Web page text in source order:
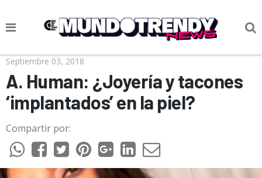
NOTICIAS
CULTURA POP
CIENCIA Y TECNOLOGÍA
VIDA
SOCIEDAD
Septiembre 03, 2018
A. Human: ¿Joyería y tacones
‘implantados’ en la piel?
Compartir por: